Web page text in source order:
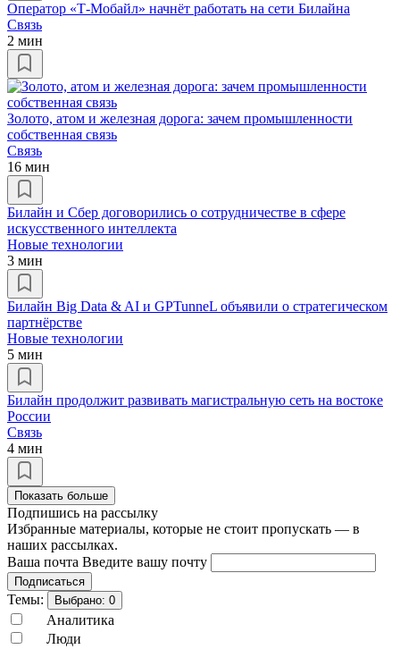
Оператор «Т-Мобайл» начнёт работать на сети Билайна
Связь
2 мин
Золото, атом и железная дорога: зачем промышленности
собственная связь
Связь
16 мин
Билайн и Сбер договорились о сотрудничестве в сфере
искусственного интеллекта
Новые технологии
3 мин
Билайн Big Data & AI и GPTunneL объявили о стратегическом
партнёрстве
Новые технологии
5 мин
Билайн продолжит развивать магистральную сеть на востоке
России
Связь
4 мин
Показать больше
Подпишись на рассылку
Избранные материалы, которые не стоит пропускать — в
наших рассылках.
Ваша почта Введите вашу почту
Подписаться
Темы: Выбрано: 0
Аналитика
Люди